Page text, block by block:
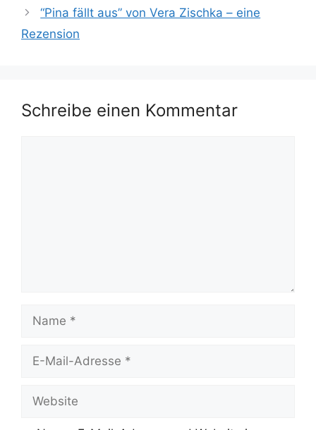
“Pina fällt aus” von Vera Zischka – eine
Rezension
Schreibe einen Kommentar
Name
Website